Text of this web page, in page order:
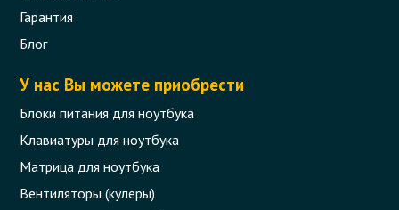
Гарантия
Блог
У нас Вы можете приобрести
Блоки питания для ноутбука
Клавиатуры для ноутбука
Матрица для ноутбука
Вентиляторы (кулеры)